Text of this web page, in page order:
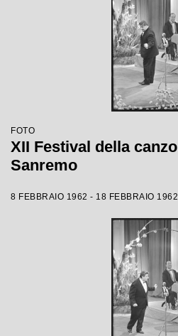
FOTO
XII Festival della
Sanremo
8 FEBBRAIO 1962 - 18 FEBBRAIO 1962